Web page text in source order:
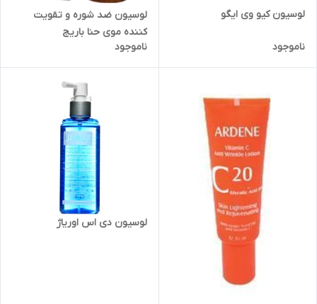
لوسیون کیو وی ایگو
ناموجود
لوسیون ضد شوره و تقویت
کننده موی حنا باریج
ناموجود
لوسیون دی اس اوریاژ